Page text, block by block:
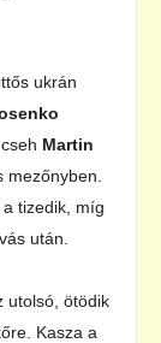
ukrán
Martin
tizedik, míg
után.
utolsó, ötödik
Kasza a